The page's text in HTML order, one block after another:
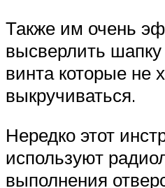
Также им очень
высверлить
винта которые не
выкручиваться.
Нередко этот
используют
выполнения